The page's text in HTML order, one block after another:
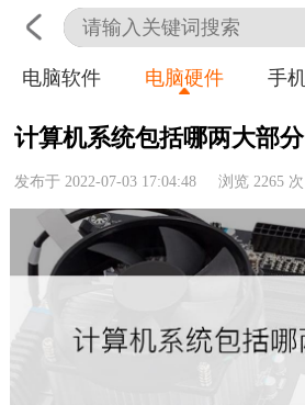
首页 科技
电脑软件 电脑硬件 手
计算机系统包括哪两大部分
发布于 2022-07-03 17:04:48 浏览 2265 次